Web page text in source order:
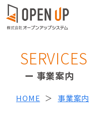
SERVICES
事業案内
HOME 事業案内